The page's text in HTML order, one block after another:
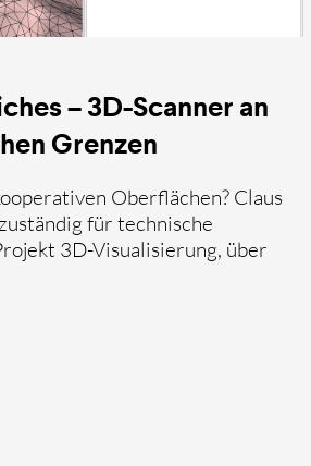
– 3D-Scanner an
Grenzen
Oberflächen? Claus
für technische
3D-Visualisierung, über